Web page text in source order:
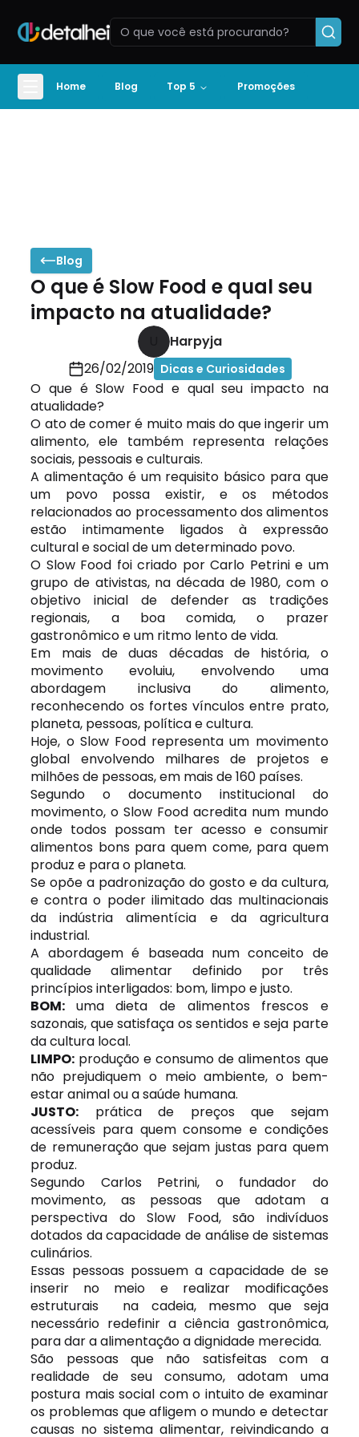
Home Blog Top 5 Promoções
Blog
O que é Slow Food e qual seu
impacto na atualidade?
Harpyja
26/02/2019 Dicas e Curiosidades
O que é Slow Food e qual seu impacto na
atualidade?
O ato de comer é muito mais do que ingerir um
alimento, ele também representa relações
sociais, pessoais e culturais.
A alimentação é um requisito básico para que
um povo possa existir, e os métodos
relacionados ao processamento dos alimentos
estão intimamente ligados à expressão
cultural e social de um determinado povo.
O Slow Food foi criado por Carlo Petrini e um
grupo de ativistas, na década de 1980, com o
objetivo inicial de defender as tradições
regionais, a boa comida, o prazer
gastronômico e um ritmo lento de vida.
Em mais de duas décadas de história, o
movimento evoluiu, envolvendo uma
abordagem inclusiva do alimento,
reconhecendo os fortes vínculos entre prato,
planeta, pessoas, política e cultura.
Hoje, o Slow Food representa um movimento
global envolvendo milhares de projetos e
milhões de pessoas, em mais de 160 países.
Segundo o documento institucional do
movimento, o Slow Food acredita num mundo
onde todos possam ter acesso e consumir
alimentos bons para quem come, para quem
produz e para o planeta.
Se opõe a padronização do gosto e da cultura,
e contra o poder ilimitado das multinacionais
da indústria alimentícia e da agricultura
industrial.
A abordagem é baseada num conceito de
qualidade alimentar definido por três
princípios interligados: bom, limpo e justo.
BOM: uma dieta de alimentos frescos e
sazonais, que satisfaça os sentidos e seja parte
da cultura local.
LIMPO: produção e consumo de alimentos que
não prejudiquem o meio ambiente, o bem-
estar animal ou a saúde humana.
JUSTO: prática de preços que sejam
acessíveis para quem consome e condições
de remuneração que sejam justas para quem
produz.
Segundo Carlos Petrini, o fundador do
movimento, as pessoas que adotam a
perspectiva do Slow Food, são indivíduos
dotados da capacidade de análise de sistemas
culinários.
Essas pessoas possuem a capacidade de se
inserir no meio e realizar modificações
estruturais na cadeia, mesmo que seja
necessário redefinir a ciência gastronômica,
para dar a alimentação a dignidade merecida.
São pessoas que não satisfeitas com a
realidade de seu consumo, adotam uma
postura mais social com o intuito de examinar
os problemas que afligem o mundo e detectar
causas no sistema alimentar, reivindicando a